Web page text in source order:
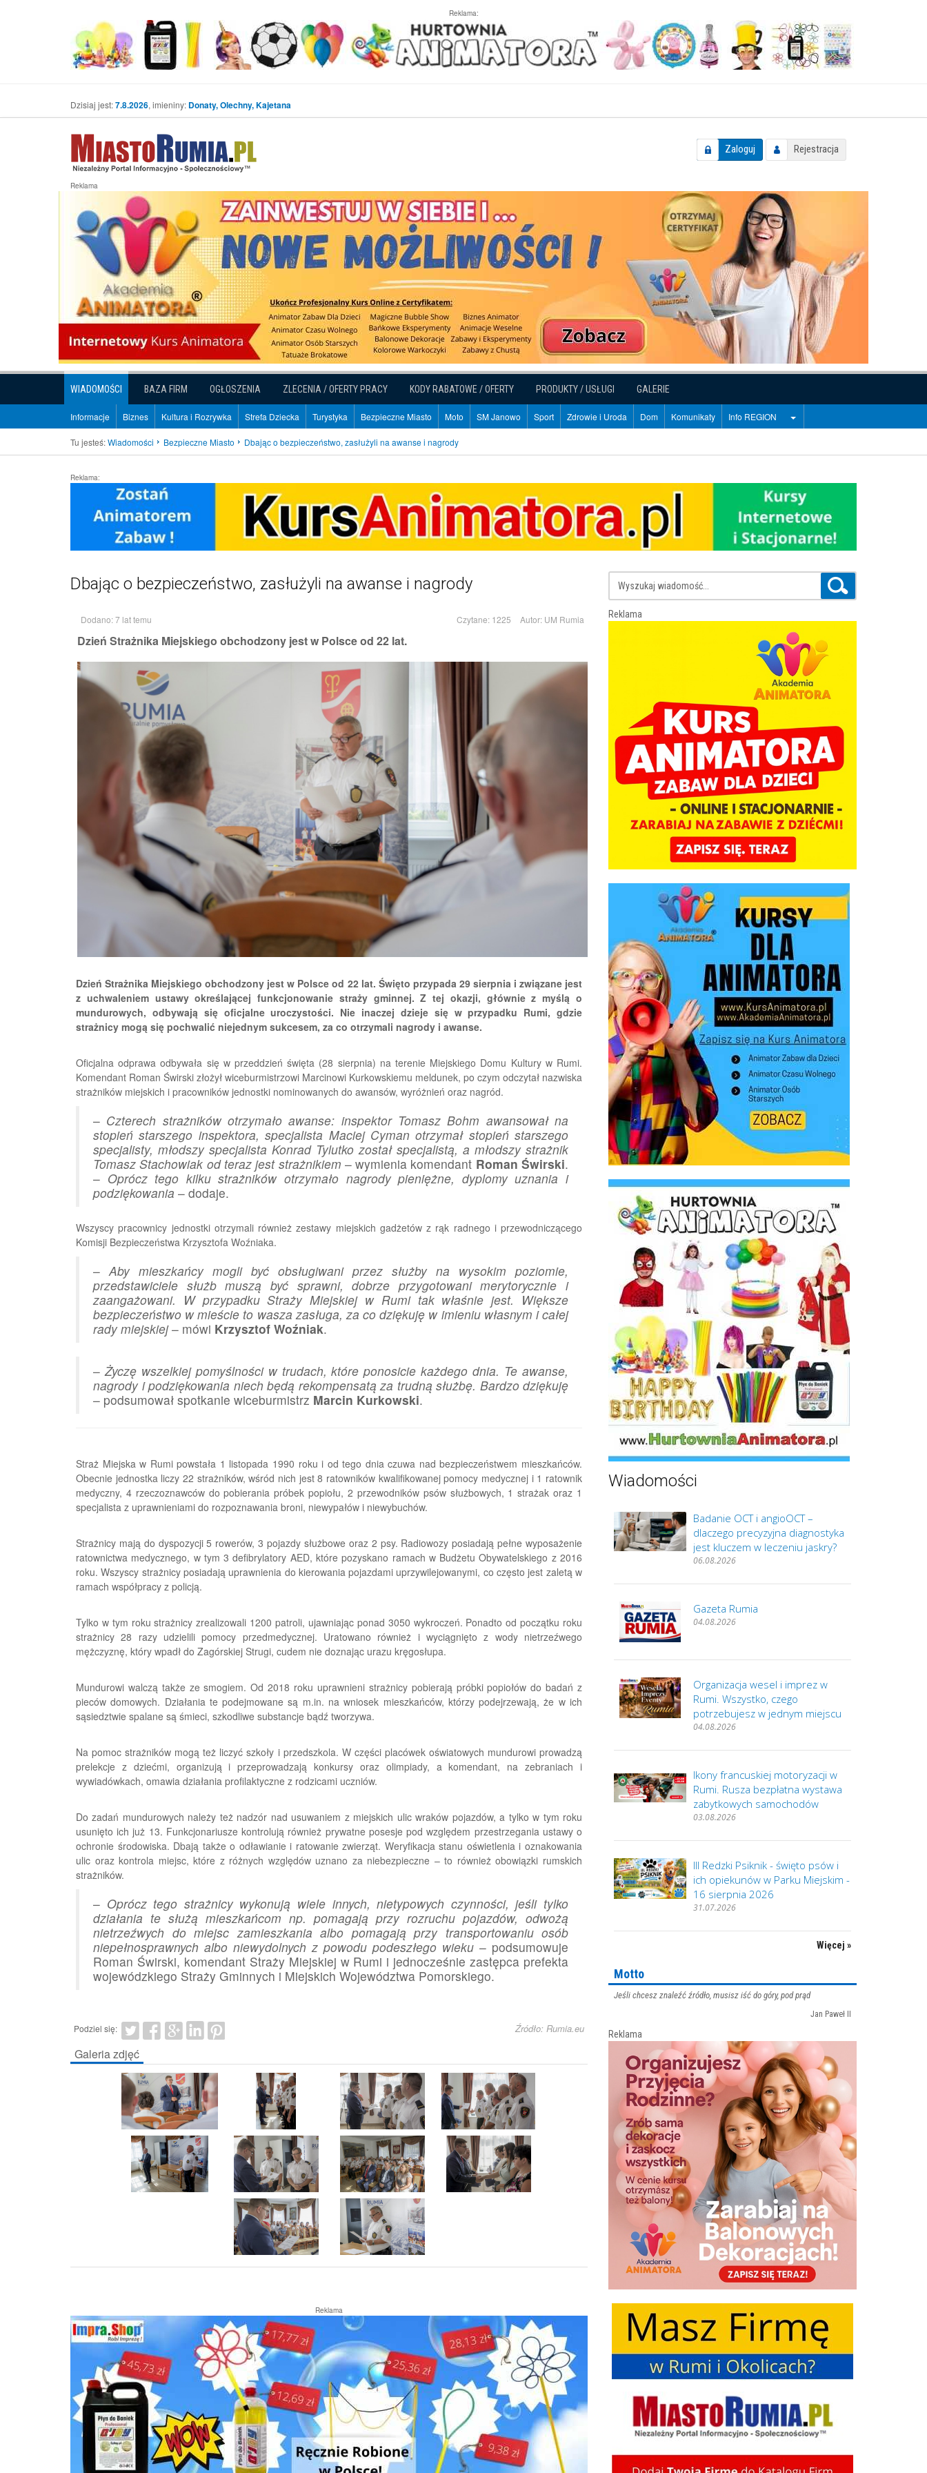
Reklama:
Dzisiaj jest:7.8.2026, imieniny: Donaty, Olechny, Kajetana
Zaloguj Rejestracja
Reklama
WIADOMOŚCI BAZA FIRM OGŁOSZENIA ZLECENIA / OFERTY PRACY KODY RABATOWE / OFERTY PRODUKTY / USŁUGI GALERIE
Informacje Biznes Kultura i Rozrywka Strefa Dziecka Turystyka Bezpieczne Miasto Moto SM Janowo Sport Zdrowie i Uroda Dom Komunikaty Info REGION
Tu jesteś:Wiadomości Bezpieczne Miasto Dbając o bezpieczeństwo, zasłużyli na awanse i nagrody
Reklama:
Dbając o bezpieczeństwo, zasłużyli na awanse i nagrody
Dodano: 7 lat temu Czytane: 1225 Autor: UM Rumia
Dzień Strażnika Miejskiego obchodzony jest w Polsce od 22 lat.
Dzień Strażnika Miejskiego obchodzony jest w Polsce od 22 lat. Święto przypada 29 sierpnia i związane jest
z uchwaleniem ustawy określającej funkcjonowanie straży gminnej. Z tej okazji, głównie z myślą o
mundurowych, odbywają się oficjalne uroczystości. Nie inaczej dzieje się w przypadku Rumi, gdzie
strażnicy mogą się pochwalić niejednym sukcesem, za co otrzymali nagrody i awanse.
Oficjalna odprawa odbywała się w przeddzień święta (28 sierpnia) na terenie Miejskiego Domu Kultury w Rumi.
Komendant Roman Świrski złożył wiceburmistrzowi Marcinowi Kurkowskiemu meldunek, po czym odczytał nazwiska
strażników miejskich i pracowników jednostki nominowanych do awansów, wyróżnień oraz nagród.
– Czterech strażników otrzymało awanse: inspektor Tomasz Bohm awansował na
stopień starszego inspektora, specjalista Maciej Cyman otrzymał stopień starszego
specjalisty, młodszy specjalista Konrad Tylutko został specjalistą, a młodszy strażnik
Tomasz Stachowiak od teraz jest strażnikiem – wymienia komendant Roman Świrski.
– Oprócz tego kilku strażników otrzymało nagrody pieniężne, dyplomy uznania i
podziękowania – dodaje.
Wszyscy pracownicy jednostki otrzymali również zestawy miejskich gadżetów z rąk radnego i przewodniczącego
Komisji Bezpieczeństwa Krzysztofa Woźniaka.
–Aby mieszkańcy mogli być obsługiwani przez służby na wysokim poziomie,
przedstawiciele służb muszą być sprawni, dobrze przygotowani merytorycznie i
zaangażowani. W przypadku Straży Miejskiej w Rumi tak właśnie jest. Większe
bezpieczeństwo w mieście to wasza zasługa, za co dziękuję w imieniu własnym i całej
rady miejskiej– mówi Krzysztof Woźniak.
–Życzę wszelkiej pomyślności w trudach, które ponosicie każdego dnia. Te awanse,
nagrody i podziękowania niech będą rekompensatą za trudną służbę. Bardzo dziękuję
– podsumował spotkanie wiceburmistrz Marcin Kurkowski.
Straż Miejska w Rumi powstała 1 listopada 1990 roku i od tego dnia czuwa nad bezpieczeństwem mieszkańców.
Obecnie jednostka liczy 22 strażników, wśród nich jest 8 ratowników kwalifikowanej pomocy medycznej i 1 ratownik
medyczny, 4 rzeczoznawców do pobierania próbek popiołu, 2 przewodników psów służbowych, 1 strażak oraz 1
specjalista z uprawnieniami do rozpoznawania broni, niewypałów i niewybuchów.
Strażnicy mają do dyspozycji 5 rowerów, 3 pojazdy służbowe oraz 2 psy. Radiowozy posiadają pełne wyposażenie
ratownictwa medycznego, w tym 3 defibrylatory AED, które pozyskano ramach w Budżetu Obywatelskiego z 2016
roku. Wszyscy strażnicy posiadają uprawnienia do kierowania pojazdami uprzywilejowanymi, co często jest zaletą w
ramach współpracy z policją.
Tylko w tym roku strażnicy zrealizowali 1200 patroli, ujawniając ponad 3050 wykroczeń. Ponadto od początku roku
strażnicy 28 razy udzielili pomocy przedmedycznej. Uratowano również i wyciągnięto z wody nietrzeźwego
mężczyznę, który wpadł do Zagórskiej Strugi, cudem nie doznając urazu kręgosłupa.
Mundurowi walczą także ze smogiem. Od 2018 roku uprawnieni strażnicy pobierają próbki popiołów do badań z
pieców domowych. Działania te podejmowane są m.in. na wniosek mieszkańców, którzy podejrzewają, że w ich
sąsiedztwie spalane są śmieci, szkodliwe substancje bądź tworzywa.
Na pomoc strażników mogą też liczyć szkoły i przedszkola. W części placówek oświatowych mundurowi prowadzą
prelekcje z dziećmi, organizują i przeprowadzają konkursy oraz olimpiady, a komendant, na zebraniach i
wywiadówkach, omawia działania profilaktyczne z rodzicami uczniów.
Do zadań mundurowych należy też nadzór nad usuwaniem z miejskich ulic wraków pojazdów, a tylko w tym roku
usunięto ich już 13. Funkcjonariusze kontrolują również prywatne posesje pod względem przestrzegania ustawy o
ochronie środowiska. Dbają także o odławianie i ratowanie zwierząt. Weryfikacja stanu oświetlenia i oznakowania
ulic oraz kontrola miejsc, które z różnych względów uznano za niebezpieczne – to również obowiązki rumskich
strażników.
– Oprócz tego strażnicy wykonują wiele innych, nietypowych czynności, jeśli tylko
działania te służą mieszkańcom np. pomagają przy rozruchu pojazdów, odwożą
nietrzeźwych do miejsc zamieszkania albo pomagają przy transportowaniu osób
niepełnosprawnych albo niewydolnych z powodu podeszłego wieku – podsumowuje
Roman Świrski, komendant Straży Miejskiej w Rumi i jednocześnie zastępca prefekta
wojewódzkiego Straży Gminnych i Miejskich Województwa Pomorskiego.
Podziel się: Źródło: Rumia.eu
Galeria zdjęć
Reklama
Reklama
Wiadomości
Badanie OCT i angioOCT –
dlaczego precyzyjna diagnostyka
jest kluczem w leczeniu jaskry?
06.08.2026
Gazeta Rumia
04.08.2026
Organizacja wesel i imprez w
Rumi. Wszystko, czego
potrzebujesz w jednym miejscu
04.08.2026
Ikony francuskiej motoryzacji w
Rumi. Rusza bezpłatna wystawa
zabytkowych samochodów
03.08.2026
III Redzki Psiknik - święto psów i
ich opiekunów w Parku Miejskim -
16 sierpnia 2026
31.07.2026
Więcej »
Motto
Jeśli chcesz znaleźć źródło, musisz iść do góry, pod prąd
Jan Paweł II
Reklama